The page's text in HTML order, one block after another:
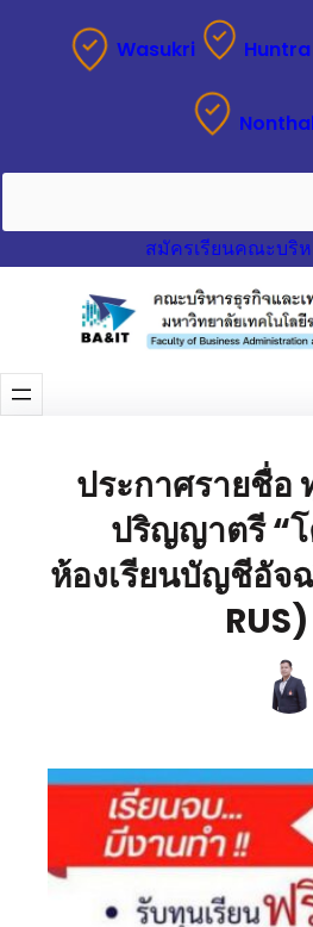
Wasukri Huntra
สมัครเรียนคณะบริ
ประกาศรายชื่อ
ปริญญาตรี “
ห้องเรียนบัญชีอัจ
RUS)